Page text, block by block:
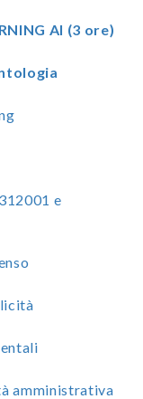
AI (3 ore)
e
amministrativa